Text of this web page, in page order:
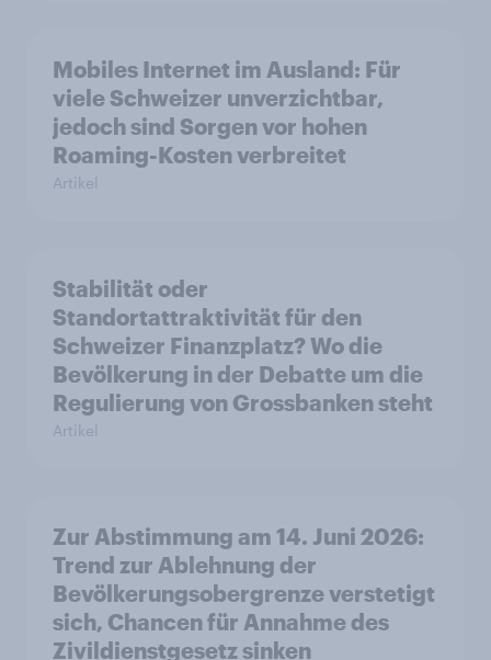
Mobiles Internet im Ausland: Für
viele Schweizer unverzichtbar,
jedoch sind Sorgen vor hohen
Roaming-Kosten verbreitet
Artikel
Stabilität oder
Standortattraktivität für den
Schweizer Finanzplatz? Wo die
Bevölkerung in der Debatte um die
Regulierung von Grossbanken steht
Artikel
Zur Abstimmung am 14. Juni 2026:
Trend zur Ablehnung der
Bevölkerungsobergrenze verstetigt
sich, Chancen für Annahme des
Zivildienstgesetz sinken